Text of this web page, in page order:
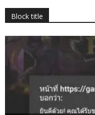
Block title